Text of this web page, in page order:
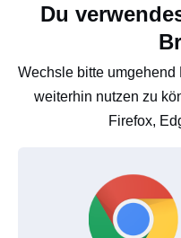
Du
Wechsle bitte umgehend
weiterhin nutzen zu
Firefox,